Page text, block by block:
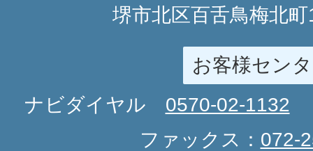
堺市北区百舌鳥梅北
お客様セン
ナビダイヤル 0570-02-1132
ファックス： 072-